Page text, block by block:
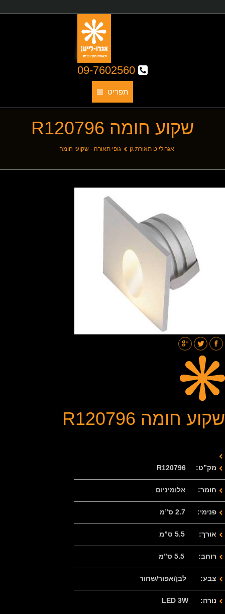
תפריט
תאורת גן
אודותינו
תאורת חוץ
תאורת פנים
תאורת רחובות
בלוג
גלריות
שקוע חומה R120796
אגרולייט תאורת גן גופי תאורה - שקועי חומה
שקוע חומה R120796
מק”ט: R120796
חומר: אלומיניום
פנימי: 2.7 ס”מ
אורך: 5.5 ס”מ
רוחב: 5.5 ס”מ
צבע: לבן/אפור/שחור
נורה: LED 3W